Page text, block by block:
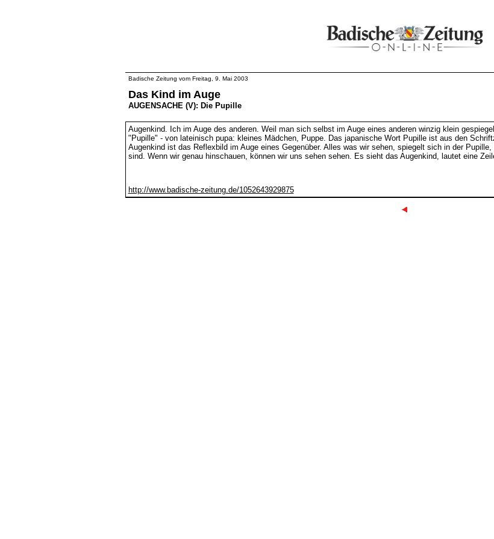
Badische Zeitung vom Freitag, 9. Mai 2003
Das Kind im Auge
AUGENSACHE (V): Die Pupille
Augenkind. Ich im Auge des anderen. Weil man sich selbst im Auge eines anderen winzig klein
"Pupille" - von lateinisch pupa: kleines Mädchen, Puppe. Das japanische Wort Pupille ist aus den
Augenkind ist das Reflexbild im Auge eines Gegenüber. Alles was wir sehen, spiegelt sich in der
sind. Wenn wir genau hinschauen, können wir uns sehen sehen. Es sieht das Augenkind, lautet eine
http://www.badische-zeitung.de/1052643929875